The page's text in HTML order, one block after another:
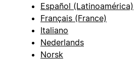
Español (Latinoamérica)
Français (France)
Italiano
Nederlands
Norsk